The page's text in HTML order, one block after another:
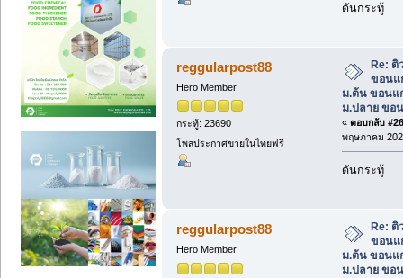
ดันกระทู้
reggularpost88
Hero Member
กระทู้: 23690
โพสประกาศขายในไทยฟรี
Re:
ขอนแ
ม.ต้น ขอนแ
ม.ปลาย ขอ
« ตอบกลับ
พฤษภาคม
ดันกระทู้
reggularpost88
Hero Member
Re:
ขอนแ
ม.ต้น ขอนแ
ม.ปลาย ขอ